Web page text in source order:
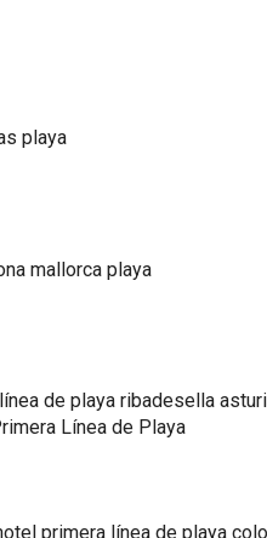
Línea de Playa